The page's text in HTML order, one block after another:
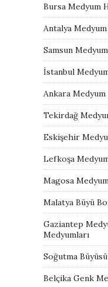
Bursa Medyum
Antalya
Samsun
İstanbul
Ankara Medyum
Tekirdağ
Eskişehir
Lefkoşa
Magosa
Malatya Büyü
Gaziantep
Medyumları
Soğutma Büyüsü
Belçika Genk